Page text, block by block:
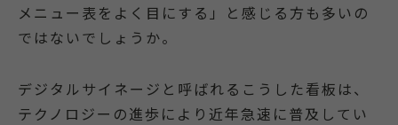
メニュー表をよく目にする」と感じる方も多いの
ではないでしょうか。
デジタルサイネージと呼ばれるこうした看板は、
テクノロジーの進歩により近年急速に普及してい